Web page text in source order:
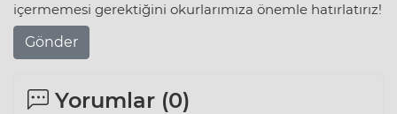
içermemesi gerektiğini okurlarımıza önemle hatırlatırız!
Gönder
Yorumlar (0)